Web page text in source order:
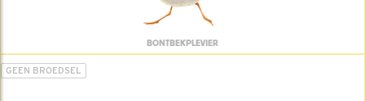
BONTBEKPLEVIER
GEEN BROEDSEL